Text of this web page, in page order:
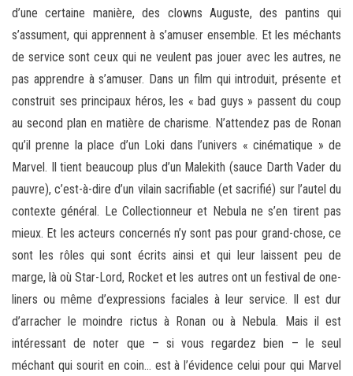
d’une certaine manière, des clowns Auguste, des pantins qui
s’assument, qui apprennent à s’amuser ensemble. Et les méchants
de service sont ceux qui ne veulent pas jouer avec les autres, ne
pas apprendre à s’amuser. Dans un film qui introduit, présente et
construit ses principaux héros, les « bad guys » passent du coup
au second plan en matière de charisme. N’attendez pas de Ronan
qu’il prenne la place d’un Loki dans l’univers « cinématique » de
Marvel. Il tient beaucoup plus d’un Malekith (sauce Darth Vader du
pauvre), c’est-à-dire d’un vilain sacrifiable (et sacrifié) sur l’autel du
contexte général. Le Collectionneur et Nebula ne s’en tirent pas
mieux. Et les acteurs concernés n’y sont pas pour grand-chose, ce
sont les rôles qui sont écrits ainsi et qui leur laissent peu de
marge, là où Star-Lord, Rocket et les autres ont un festival de one-
liners ou même d’expressions faciales à leur service. Il est dur
d’arracher le moindre rictus à Ronan ou à Nebula. Mais il est
intéressant de noter que – si vous regardez bien – le seul
méchant qui sourit en coin… est à l’évidence celui pour qui Marvel